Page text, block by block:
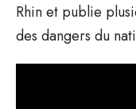
Rhin et publie
des dangers du